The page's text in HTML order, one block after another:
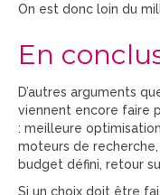
On est donc loin du
En
D’autres arguments
viennent encore faire
: meilleure
moteurs de recherche,
budget défini, retour
Si un choix doit être